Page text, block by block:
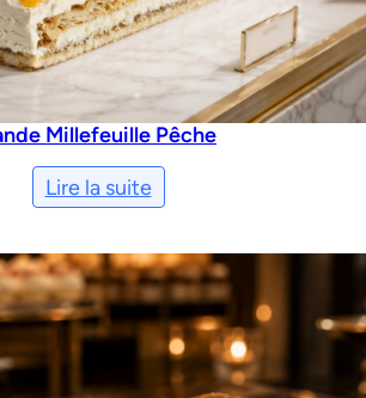
Millefeuille Pêche
Lire la suite